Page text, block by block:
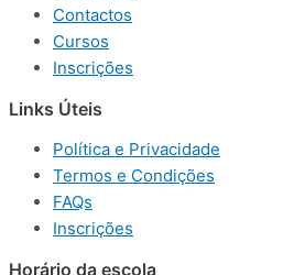
Contactos
Cursos
Inscrições
Links Úteis
Política e Privacidade
Termos e Condições
FAQs
Inscrições
Horário da escola